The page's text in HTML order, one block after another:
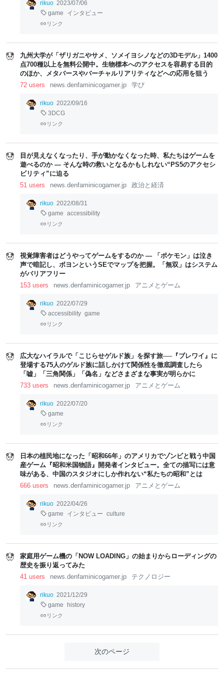
rikuo 2023/07/06
game
インタビュー
リンク
九州大学が「ザリガニやサメ、ソメイヨシノなどの3Dモデル」1400
点700種以上を無料公開中。生物標本へのアクセスを容易する目的
のほか、メタバースやバーチャルリアリティなどへの応用を狙う
72 users
news.denfaminicogamer.jp 学び
rikuo 2022/09/16
3DCG
リンク
目が見えなくなったり、手が動かなくなった時、私たちはゲームを
遊べるのか ― そんな時の救いとなるかもしれない“PS5のアクセシ
ビリティ”に迫る
51 users
news.denfaminicogamer.jp 政治と経済
rikuo 2022/08/31
game accessibility
リンク
視覚障害者はどうやってゲームをするのか ― 「ポケモン」は泣き
声で暗記し、ボヨンというSEでマップを把握。「無双」はシステム
がバリアフリー
153 users
news.denfaminicogamer.jp アニメとゲーム
rikuo 2022/07/29
accessibility game
リンク
広大なハイラルで「こじらせゲルド族」を探す旅──『ブレワイ』に
登場する75人のゲルド族に話しかけて関係性を徹底調査したら
「嘘」「三角関係」「偽名」などさまざまな事実が明らかに
733 users
news.denfaminicogamer.jp アニメとゲーム
rikuo 2022/07/20
game
リンク
日本の植民地になった「昭和66年」のアメリカでゾンビと戦う中国
産ゲーム『昭和米国物語』開発者インタビュー。全ての描写には意
味がある、中国のスタジオにしか作れない“私たちの昭和”とは
666 users
news.denfaminicogamer.jp アニメとゲーム
rikuo 2022/04/26
game
インタビュー culture
リンク
家庭用ゲーム機の「NOW LOADING」の始まりからローディングの
歴史を振り返ってみた
41 users
news.denfaminicogamer.jp テクノロジー
rikuo 2021/12/29
game
history
リンク
次のページ